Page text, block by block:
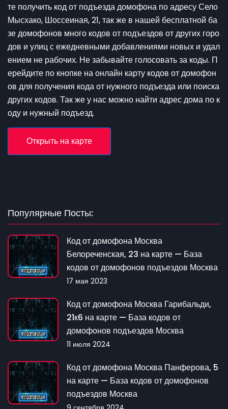
те получить код от подъезда домофона по адресу Село
Мысхако, Шоссеиная, 21, так же в нашей бесплатной ба
зе домофонов много кодов от подъездов от других горо
дов и улиц с ежедневными добавлениями новых и удал
ением не рабочих. Не забывайте голосовать за коды. П
ерейдите по кнопке на онлайн карту кодов от домофон
ов для получения кода от нужного подъезда или поиска
других кодов. Так же у нас можно найти адрес дома по к
оду и нужный подъезд.
Открыть на карте
Популярные Посты:
Код от домофона Москва
Белореченская, 23 на карте — База
кодов от домофонов подъездов Москва
17 мая 2023
Код от домофона Москва Гарибальди,
21к6 на карте — База кодов от
домофонов подъездов Москва
11 июля 2024
Код от домофона Москва Панферова, 5
на карте — База кодов от домофонов
подъездов Москва